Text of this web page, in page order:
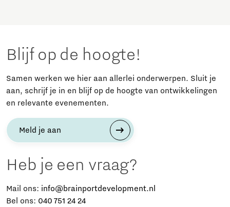
Blijf op de hoogte!
Samen werken we hier aan allerlei onderwerpen. Sluit je
aan, schrijf je in en blijf op de hoogte van ontwikkelingen
en relevante evenementen.
Meld je aan
Heb je een vraag?
Mail ons: info@brainportdevelopment.nl
Bel ons: 040 751 24 24